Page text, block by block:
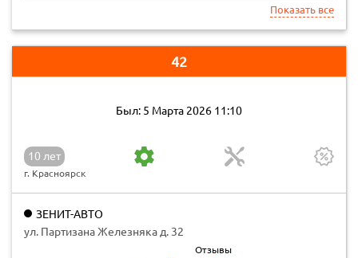
Показать все
42
Был: 5 Марта 2026 11:10
10 лет
г. Красноярск
ЗЕНИТ-АВТО
ул. Партизана Железняка д. 32
Отзывы